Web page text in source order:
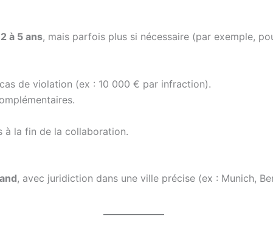
2 à 5 ans, mais parfois plus si nécessaire (par exemple,
de violation (ex : 10 000 € par infraction).
à la fin de la collaboration.
, avec juridiction dans une ville précise (ex : Munich,